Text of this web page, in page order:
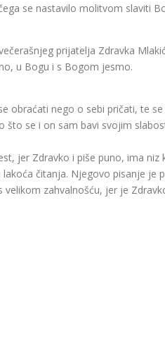
se nastavilo molitvom slaviti
prijatelja Zdravka
u Bogu i s Bogom jesmo.
obraćati nego o sebi pričati, te
što se i on sam bavi svojim
jer Zdravko i piše puno, ima niz
čitanja. Njegovo pisanje je
zahvalnošću, jer je